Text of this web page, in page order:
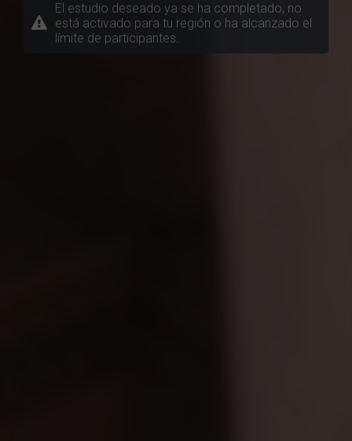
El estudio deseado ya se ha completado, no
está activado para tu región o ha alcanzado el
límite de participantes.